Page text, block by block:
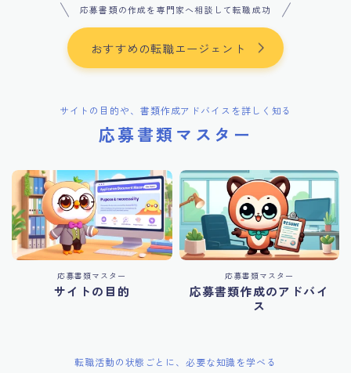
応募書類の作成を専門家へ相談して転職成功
おすすめの転職エージェント
サイトの目的や、書類作成アドバイスを詳しく知る
応募書類マスター
応募書類マスター
サイトの目的
応募書類マスター
応募書類作成のアドバイ
ス
転職活動の状態ごとに、必要な知識を学べる